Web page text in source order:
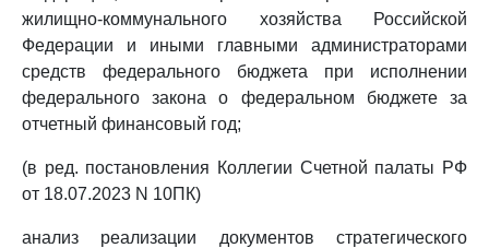
жилищно-коммунального хозяйства Российской
Федерации и иными главными администраторами
средств федерального бюджета при исполнении
федерального закона о федеральном бюджете за
отчетный финансовый год;
(в ред. постановления Коллегии Счетной палаты РФ
от 18.07.2023 N 10ПК)
анализ реализации документов стратегического